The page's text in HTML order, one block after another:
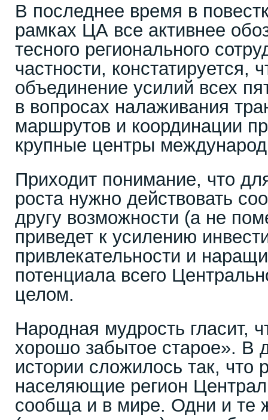
В последнее время в
рамках ЦА все активнее
тесного регионального
частности, констатируется,
объединение усилий всех
в вопросах налаживания
маршрутов и координации
крупные центры
Приходит понимание, что
роста нужно действовать
другу возможности (а не
приведет к усилению
привлекательности и
потенциала всего
целом.
Народная мудрость гласит,
хорошо забытое старое». В
истории сложилось так, что
населяющие регион
сообща и в мире. Одни и те